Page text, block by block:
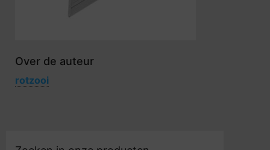
Over de auteur
rotzooi